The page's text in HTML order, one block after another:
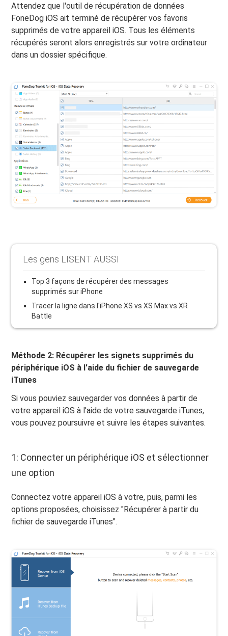
Attendez que l'outil de récupération de données
FoneDog iOS ait terminé de récupérer vos favoris
supprimés de votre appareil iOS. Tous les éléments
récupérés seront alors enregistrés sur votre ordinateur
dans un dossier spécifique.
Les gens LISENT AUSSI
Top 3 façons de récupérer des messages
supprimés sur iPhone
Tracer la ligne dans l'iPhone XS vs XS Max vs XR
Battle
Méthode 2: Récupérer les signets supprimés du
périphérique iOS à l'aide du fichier de sauvegarde
iTunes
Si vous pouviez sauvegarder vos données à partir de
votre appareil iOS à l'aide de votre sauvegarde iTunes,
vous pouvez poursuivre et suivre les étapes suivantes.
1: Connecter un périphérique iOS et sélectionner
une option
Connectez votre appareil iOS à votre, puis, parmi les
options proposées, choisissez "Récupérer à partir du
fichier de sauvegarde iTunes".